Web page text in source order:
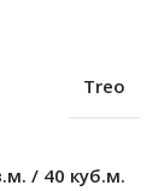
Treo
/ 40 куб.м.